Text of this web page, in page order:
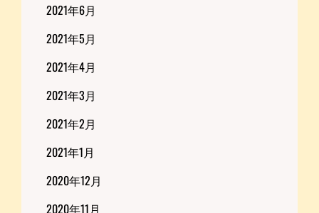
2021年6月
2021年5月
2021年4月
2021年3月
2021年2月
2021年1月
2020年12月
2020年11月